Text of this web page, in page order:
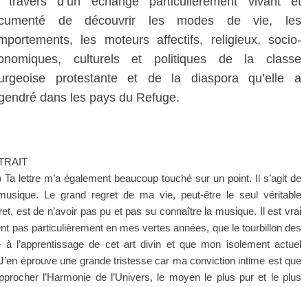
de découvrir les modes de vie, les
les moteurs affectifs, religieux, socio-
culturels et politiques de la classe
protestante et de la diaspora qu’elle a
dans les pays du Refuge.
lettre m’a également beaucoup touché sur un point. Il s’agit de
Le grand regret de ma vie, peut-être le seul véritable
est de n’avoir pas pu et pas su connaître la musique. Il est vrai
pas particulièrement en mes vertes années, que le tourbillon des
l’apprentissage de cet art divin et que mon isolement actuel
éprouve une grande tristesse car ma conviction intime est que
l’Harmonie de l’Univers, le moyen le plus pur et le plus